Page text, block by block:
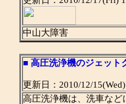
中山大障害
■ 高圧洗浄機のジェット
更新日：2010/12/
高圧洗浄機は、洗車など